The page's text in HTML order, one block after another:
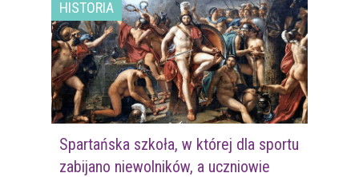
HISTORIA
Spartańska szkoła, w której dla sportu
zabijano niewolników, a uczniowie